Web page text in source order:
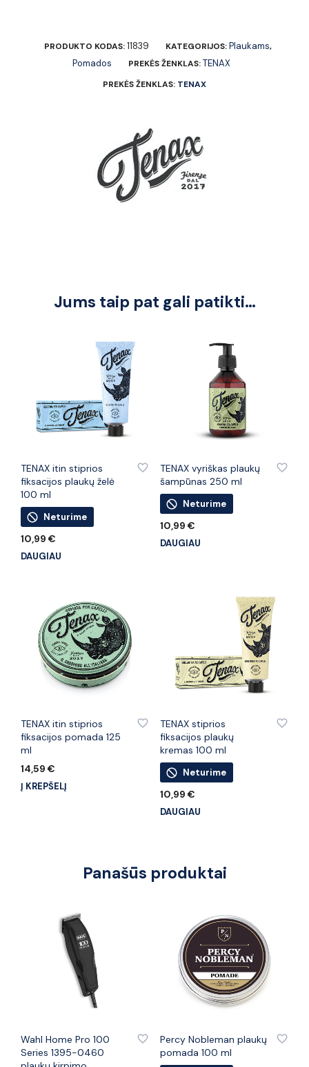
PRODUKTO KODAS:11839 KATEGORIJOS:Plaukams,
Pomados PREKĖS ŽENKLAS:TENAX
PREKĖS ŽENKLAS: TENAX
Jums taip pat gali patikti…
TENAX itin stiprios
fiksacijos plaukų želė
100 ml
Neturime
10,99 €
DAUGIAU
TENAX vyriškas plaukų
šampūnas 250 ml
Neturime
10,99 €
DAUGIAU
TENAX itin stiprios
fiksacijos pomada 125
ml
14,59 €
Į KREPŠELĮ
TENAX stiprios
fiksacijos plaukų
kremas 100 ml
Neturime
10,99 €
DAUGIAU
Panašūs produktai
Wahl Home Pro 100
Series 1395-0460
Percy Nobleman plaukų
pomada 100 ml